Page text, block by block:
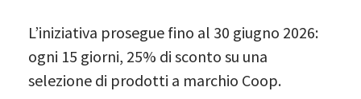
L’iniziativa prosegue fino al 30 giugno 2026:
ogni 15 giorni, 25% di sconto su una
selezione di prodotti a marchio Coop.